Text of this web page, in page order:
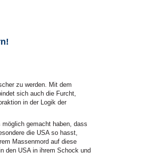
zu werden. Mit dem
sich auch die Furcht,
in der Logik der
gemacht haben, dass
die USA so hasst,
Massenmord auf diese
den USA in ihrem Schock und